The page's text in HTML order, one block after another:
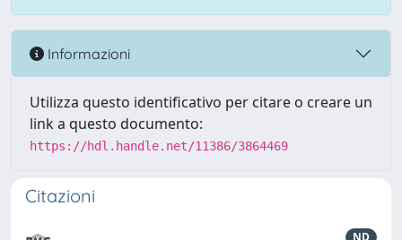
Informazioni
Utilizza questo identificativo per citare o creare un
link a questo documento:
https://hdl.handle.net/11386/3864469
Citazioni